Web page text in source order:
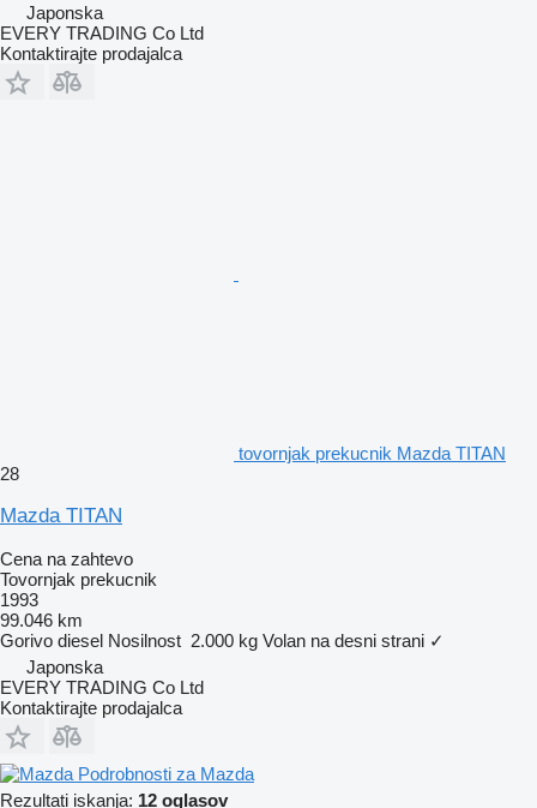
Japonska
EVERY TRADING Co Ltd
Kontaktirajte prodajalca
tovornjak prekucnik Mazda TITAN
28
Mazda TITAN
Cena na zahtevo
Tovornjak prekucnik
1993
99.046 km
Gorivo diesel Nosilnost 2.000 kg Volan na desni strani ✓
Japonska
EVERY TRADING Co Ltd
Kontaktirajte prodajalca
Podrobnosti za Mazda
Rezultati iskanja: 12 oglasov